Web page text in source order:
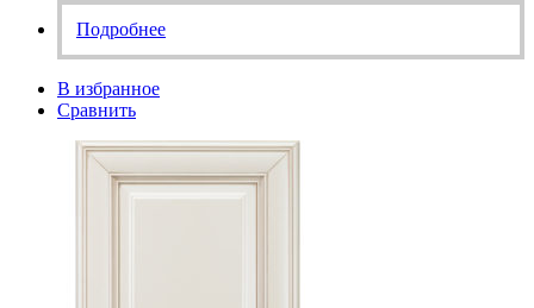
Подробнее
В избранное
Сравнить